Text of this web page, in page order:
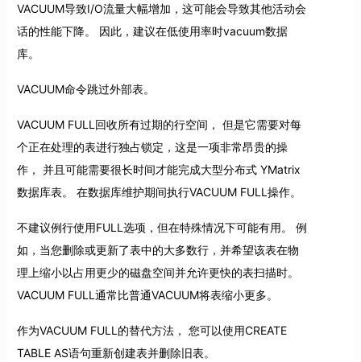
VACUUM导致I/O流量大幅增加，这可能会导致其他活动会
话的性能下降。 因此，建议在低使用率时vacuum数据
库。
VACUUM命令跳过外部表。
VACUUM FULL回收所有过期的行空间， 但是它需要对每
个正在处理的表进行独占锁定，这是一项非常昂贵的操
作， 并且可能需要很长时间才能完成大型分布式 YMatrix
数据库表。 在数据库维护期间执行VACUUM FULL操作。
不建议例行使用FULL选项，但在特殊情况下可能有用。 例
如，当您删除或更新了表中的大多数行，并希望该表在物
理上缩小以占用更少的磁盘空间并允许更快的表扫描时。
VACUUM FULL通常比普通VACUUM将表缩小更多。
作为VACUUM FULL的替代方法， 您可以使用CREATE
TABLE AS语句重新创建表并删除旧表。